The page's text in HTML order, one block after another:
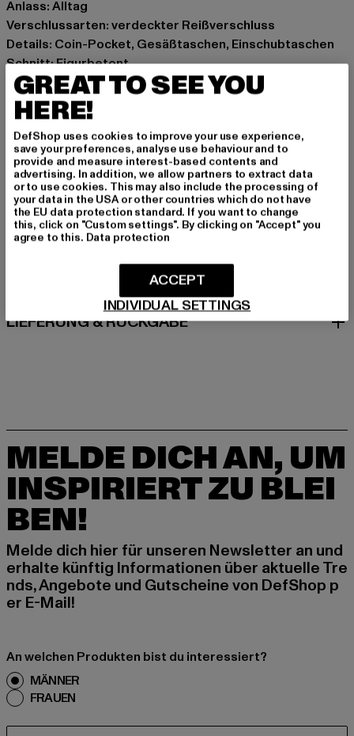
Anlass: Alltag
Verschlussarten: verdeckter Reißverschluss
Details: Coin-Pocket, Gesäßtaschen, Einschubtaschen
Schnitt: Figurbetont
Marke: True Religion
Kat.: Skinny Fit Jeans
Farbe: blau
Hersteller Farbe: peak spot
Materialzusammensetzung: 66% Baumwolle, 29%
Polyester, 3% Viskose, 2% Elasthan
Art.Nr: TR208787-23644
GRÖSSE & PASSFORM
LIEFERUNG & RÜCKGABE
MELDE DICH AN, UM
INSPIRIERT ZU BLEI
BEN!
Melde dich hier für unseren Newsletter an und
erhalte künftig Informationen über aktuelle Tre
nds, Angebote und Gutscheine von DefShop p
er E-Mail!
An welchen Produkten bist du interessiert?
MÄNNER
FRAUEN
GREAT TO SEE YOU
HERE!
DefShop uses cookies to improve your use experience,
save your preferences, analyse use behaviour and to
provide and measure interest-based contents and
advertising. In addition, we allow partners to extract data
or to use cookies. This may also include the processing of
your data in the USA or other countries which do not have
the EU data protection standard. If you want to change
this, click on "Custom settings". By clicking on "Accept" you
agree to this. Data protection
INDIVIDUAL SETTINGS
ACCEPT